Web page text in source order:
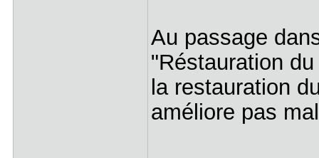
Au passage
"Réstauration
la restauration
améliore pas